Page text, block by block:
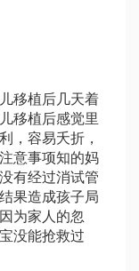
移植后几天着
移植后感觉里
，容易夭折，
意事项知的妈
有经过消试管
果造成孩子局
为家人的忽
没能抢救过